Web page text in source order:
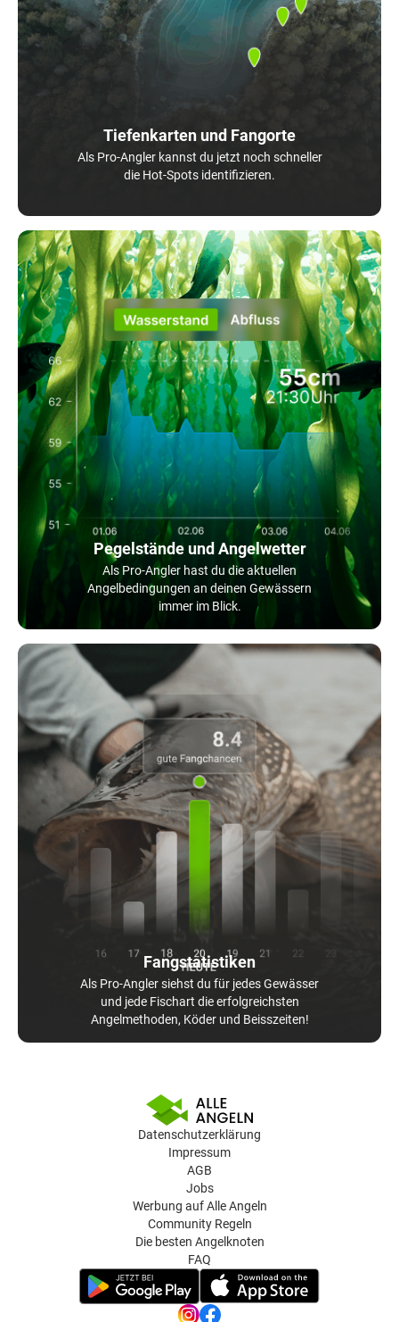
Tiefenkarten und Fangorte
Als Pro-Angler kannst du jetzt noch schneller
die Hot-Spots identifizieren.
Pegelstände und Angelwetter
Als Pro-Angler hast du die aktuellen
Angelbedingungen an deinen Gewässern
immer im Blick.
Fangstatistiken
Als Pro-Angler siehst du für jedes Gewässer
und jede Fischart die erfolgreichsten
Angelmethoden, Köder und Beisszeiten!
Datenschutzerklärung
Impressum
AGB
Jobs
Werbung auf Alle Angeln
Community Regeln
Die besten Angelknoten
FAQ